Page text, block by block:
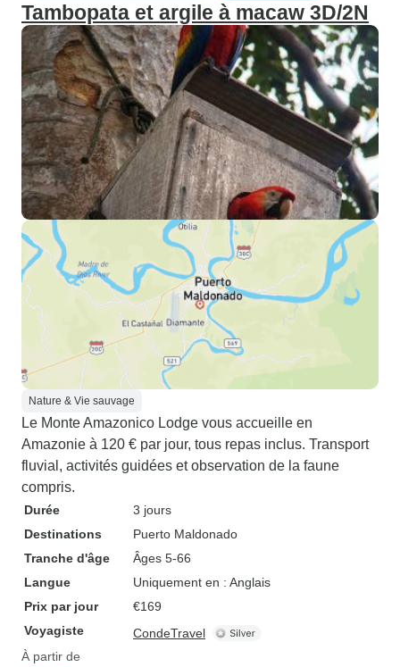
Tambopata et argile à macaw 3D/2N
Nature & Vie sauvage
Le Monte Amazonico Lodge vous accueille en
Amazonie à 120 € par jour, tous repas inclus. Transport
fluvial, activités guidées et observation de la faune
compris.
Durée
3 jours
Destinations
Puerto Maldonado
Tranche d'âge
Âges 5-66
Langue
Uniquement en : Anglais
Prix par jour
€169
Voyagiste
CondeTravel
À partir de